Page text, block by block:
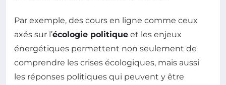
Par exemple, des cours en ligne comme ceux
axés sur l’écologie politique et les enjeux
énergétiques permettent non seulement de
comprendre les crises écologiques, mais aussi
les réponses politiques qui peuvent y être